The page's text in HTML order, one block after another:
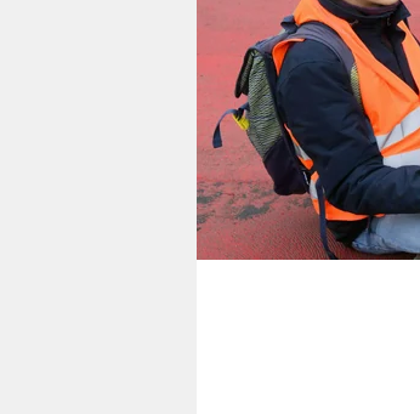
veranstaltungen
shop
fragen & hilfe
unterstützen
abo